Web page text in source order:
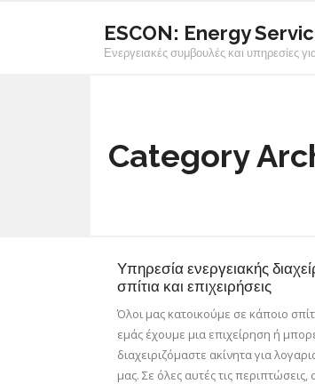
ESCON: Energy
Ενεργειακές συμβουλές και υπηρεσίες
Category
Υπηρεσία ενεργειακής
σπίτια και επιχειρήσεις
Όλοι μας κατοικούμε σε κάποιο
εμάς έχουμε μια επιχείρηση ή
διαχειριζόμαστε ακίνητα για
μας. Σε όλες αυτές τις